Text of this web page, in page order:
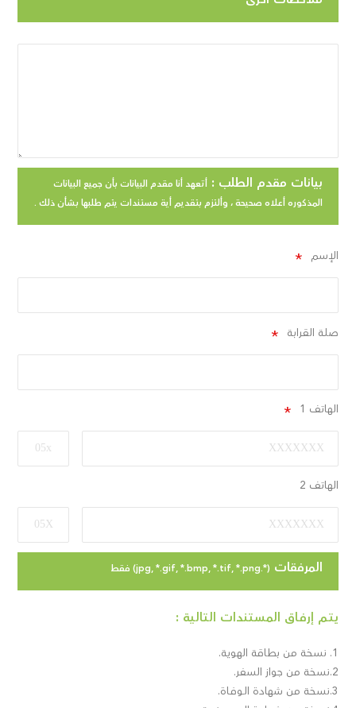
بيانات مقدم الطلب :
أتعهد أنا مقدم البيانات بأن جميع البيانات
المذكوره أعـلاه صحيحة ، وألـتزم بتقديم أية مستندات يتم طلبها بشأن ذلك .
الإسم
صلة القرابة
الهاتف 1
الهاتف 2
المرفقات (*.jpg, *.gif, *.bmp, *.tif, *.png) فقط
يـتــم إرفــاق المـسـتـنـدات الـتـالـية :
1. نسخة من بطاقة الهوية.
2.نسخة من جواز السفر.
3.نسخة من شهادة الـوفـاة.